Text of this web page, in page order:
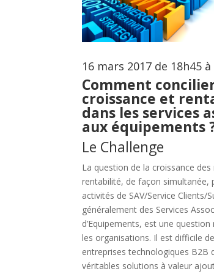
16 mars 2017 de 18h45
Comment
croissance et
dans les services
aux équipements
Le Challenge
La question de la croissance
rentabilité, de façon simultanée,
activités de SAV/Service Clients/
généralement des Services
d’Equipements, est une
les organisations. Il est difficile
entreprises technologiques B2B
véritables solutions à valeur